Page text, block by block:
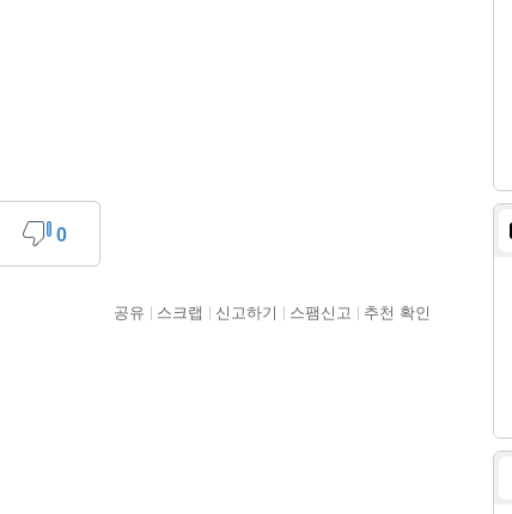
0
공유 스크랩 신고하기 스팸신고 추천 확인